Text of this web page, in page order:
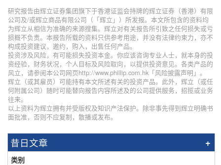
研究报告由辉立证券集团旗下于香港证监会持牌的辉立证券（香港）有限
公司及/或辉立商品有限公司（「辉立」）所发报。本文所包含的资料均
为辉立从相信为准确的来源搜集。辉立对有关报告所引致之任何损失或亏
损概不负责。本报告所载的资料只供参考用途，并没有法律约束力，亦不
构成投资建议，邀约，购入，出售任何产品。
投资涉及风险，有可能损失投资本金。你应该咨询专业人士，就本身的投
资经验，财务状况，个人目标及风险取向，以提供投资意见。各类产品的
风立，请参阅本公司网页http://www.phillip.com.hk「风险披露声明」。
辉立（或其雇员）可能持有本文所述有关的投资产品。此外，辉立（或任
何附属公司）随时可能替向报告内容所述及的公司提供服务，招揽或业务
往来。
以上资料为辉立拥有并受版权及知识产法保护。除非事先得到辉立明确书
面批准，否则不应复制，散播或发布。
昔日文章
类别